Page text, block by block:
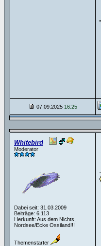
07.09.2025 16:25
Whitebird
Moderator
Dabei seit: 31.03.2009
Beiträge: 6.113
Herkunft: Aus dem Nichts,
Nordsee/Ecke Ossiland!!!
Themenstarter